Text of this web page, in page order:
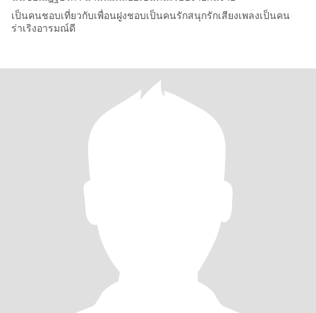
เป็นคนชอบเที่ยวกับเพื่อนฝูงชอบเป็นคนรักสนุกรักเสียงเพลงเป็นคน
ร่าเริงอารมณ์ดี